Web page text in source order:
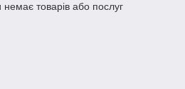
немає товарів або послуг